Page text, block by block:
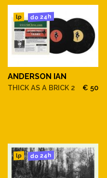
lp do 24h
ANDERSON IAN
THICK AS A BRICK 2 € 50
lp do 24h